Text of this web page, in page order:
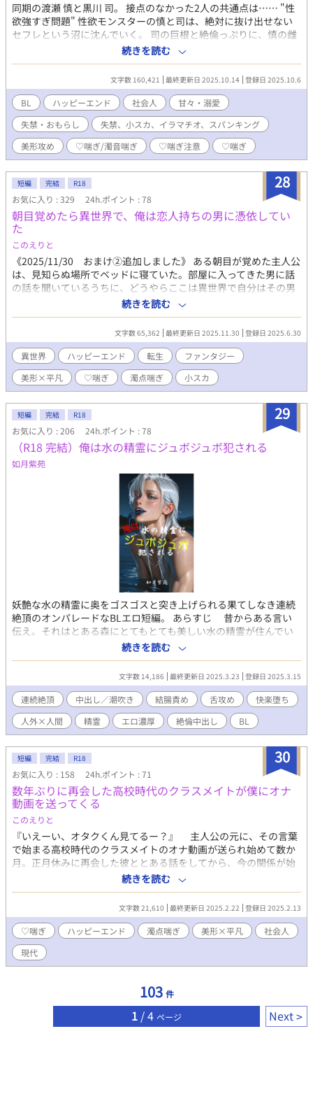
同期の渡瀬 慎と黒川 司。 接点のなかった2人の共通点は…… "性
欲強すぎ問題" 性欲モンスターの慎と司は、絶対に抜け出せない
セフレという沼に沈んでいく。 司の巨根と絶倫っぷりに、慎の雌
化は超加速♡♡濃厚すぎるえっちで快楽漬けの日々♡♡まるで永
遠の発情期状態♡♡ だからって、付き合うのは別問題！ それでも
抑えきれない性欲のせいで、どこでも構わずハメまくり♡嫉妬と
愛が絡み合う下品でド変態なセックスに溺れる2人に、ハッピーエ
ンドは訪れるのか？ (♡喘ぎ、自慰、言葉攻め、潮吹き、フェラ、
玩具、排尿、スパンキング……表現あります) (エロ重視、基本性
行為シーンのみで構成してます。) (伏線回収などもほぼなし、話
の展開早めです。ご了承くださいませ。) ⚠️表紙はAI生成によるも
のです お好きなビジュアルをイメージしていただきたくあえて顔
続きを読む
文字数 160,421 最終更新日 2025.10.14 登録日 2025.10.6
BL ハッピーエンド 社会人
甘々・溺愛
失禁・おもらし
失禁、小スカ、イラマチオ、スパンキング
美形攻め
♡喘ぎ/濁音喘ぎ ♡喘ぎ注意 ♡喘ぎ
28
短編 完結 R18
お気に入り : 329 24h.ポイント : 78
朝目覚めたら異世界で、俺は恋人持ちの男に憑依してい
た
このえりと
《2025/11/30 おまけ②追加しました》 ある朝目が覚めた主人公
は、見知らぬ場所でベッドに寝ていた。部屋に入ってきた男に話
の話を聞いているうちに、どうやらここは異世界で自分はその男
の恋人の身体に憑依してしまっていたのだと気づく。 事情を話し
た主人公を、男は優しく労わる。元の世界に戻る方法と元の身体
の持ち主の魂を身体に戻す方法を調べないといけないのに、なぜ
か男はゆっくり探せばいいと主人公に微笑む。 まるで自分が憑依
していることを忘れているかのように甘く優しく接してくる男に
次第に惹かれていく主人公だったが、ある日元の身体の持ち主の
記憶を夢に見るようになり――。 本編全2話＋おまけ1話。 成分
表：♡喘ぎ 濁点喘ぎ アナル舐め 潮吹き 結腸責め おまけ②
成分表：小スカ ゆるファンタジーな世界観です。
続きを読む
文字数 65,362 最終更新日 2025.11.30 登録日 2025.6.30
異世界 ハッピーエンド 転生
ファンタジー
美形×平凡
♡喘ぎ 濁点喘ぎ 小スカ
29
短編 完結 R18
お気に入り : 206 24h.ポイント : 78
（R18 完結）俺は水の精霊にジュボジュボ犯される
如月紫苑
妖艶な水の精霊に奥をゴスゴスと突き上げられる果てしなき連続
絶頂のオンパレードなBLエロ短編。 あらすじ 昔からある言い
伝え。それはとある森にとてもとても美しい水の精霊が住んでい
る。その水の精霊は対価さえあればどんな願いをも叶えると。
主人公の男は水の精霊を探し求めて秘境の森へと入って行った。
殺された婚約者を生き返らせたくって、どんな事をもするつもり
で来た。そして見つけてしまったのだ。その泉を。 その美しい
精霊は契約に三つの対価がいると言う。一つ目は『触覚と味
覚』。精霊の長くツルツルと滑る舌でキスをされると自分の体の
変化を徐々に感じていき……。 電子書籍版は追加シーンあり。約
1.6万字強 DLsite
https://www.dlsite.com/bl/work/=/product_id/RJ01358596.html
Booth https://kisaraginoshion.booth.pm/items/6694918
FANZA、楽天koboなどでも販売中。 （書籍版の内容） 精霊ｘ人
間、人外、爬虫類の舌、喉ちんこプレイ、フェラ、中出し、連続
絶頂、絶倫、指姦、潮吹き、Ｓ状結腸、快楽堕ち、ザーメン塗
れ、体液多、美人攻め、NTR https://kisaragishion.fanbox.cc/ 如
月紫苑のFanboxです。是非無料登録をどうぞ。新作や書籍化情報
の等の近況やリアルタイムでの作品についてよく呟いています。
続きを読む
文字数 14,186 最終更新日 2025.3.23 登録日 2025.3.15
連続絶頂 中出し／潮吹き 結腸責め 舌攻め
快楽堕ち
人外×人間
精霊 エロ濃厚 絶倫中出し BL
30
短編 完結 R18
お気に入り : 158 24h.ポイント : 71
数年ぶりに再会した高校時代のクラスメイトが僕にオナ
動画を送ってくる
このえりと
『いえーい、オタクくん見てるー？』 主人公の元に、その言葉
で始まる高校時代のクラスメイトのオナ動画が送られ始めて数か
月。正月休みに再会した彼ととある話をしてから、今の関係が始
まった。 いくつかのバリエーションがあるオナ動画が送られ始
めて、季節はすっかり春になったころ。彼から送られていた動画
の最後は、いつもと違っていて――。 イケメンで人気者な元クラ
スメイト×平凡主人公の再会からいちゃらぶに至るまでの話。全
10話。 成分表：♡喘ぎ 潮吹き 濁点喘ぎ 攻め喘ぎ
続きを読む
文字数 21,610 最終更新日 2025.2.22 登録日 2025.2.13
♡喘ぎ ハッピーエンド 濁点喘ぎ 美形×平凡
社会人
現代
103 件
1 / 4 ページ Next